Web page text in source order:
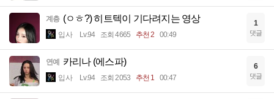
계층 (ㅇㅎ?) 히트텍이 기다려지는 영상
입사 Lv.94 조회 4665 추천 2 00:49
1
댓글
연예 카리나 (에스파)
입사 Lv.94 조회 2053 추천 1 00:47
6
댓글